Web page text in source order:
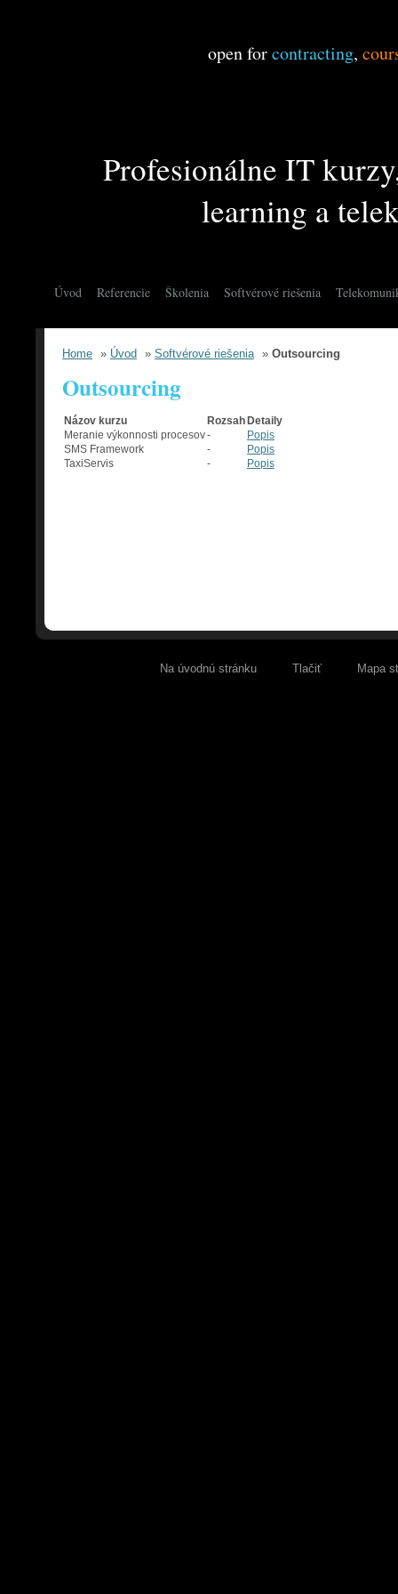
open forcontracting,
Profesionálne IT
learning a
Úvod Referencie Školenia Softvérové riešenia
Home » Úvod » Softvérové riešenia » Outsourcing
Outsourcing
Názov kurzu Rozsah Detaily
Meranie výkonnosti procesov-
Popis
SMS Framework
-
Popis
TaxiServis
- Popis
Na úvodnú stránku Tlačiť Mapa